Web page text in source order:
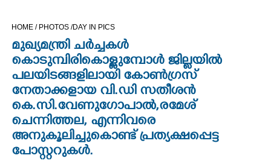
OPINION
PHOTOS
LIFESTYLE
HOME / PHOTOS /DAY IN PICS
മുഖ്യമന്ത്രി ചർച്ചകൾ
കൊടുമ്പിരികൊള്ളുമ്പോൾ ജില്ലയിൽ
പലയിടങ്ങളിലായി കോൺഗ്രസ്
നേതാക്കളായ വി.ഡി സതീശൻ
കെ.സി.വേണുഗോപാൽ,രമേശ്
ചെന്നിത്തല, എന്നിവരെ
അനുകൂലിച്ചുകൊണ്ട് പ്രത്യക്ഷപ്പെട്ട
പോസ്റ്ററുകൾ.